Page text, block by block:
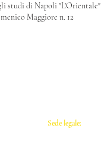
studi di Napoli "L'Orientale"
Maggiore n. 12
Sede legale: